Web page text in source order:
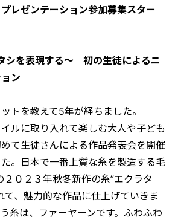
レゼンテーション参加募集スター
シを表現する〜 初の生徒によるニ
ン
トを教えて5年が経ちました。
ルに取り入れて楽しむ大人や子ども
て生徒さんによる作品発表会を開催
。日本で一番上質な糸を製造する毛
０２３年秋冬新作の糸”エクラタ
て、魅力的な作品に仕上げていきま
糸は、ファーヤーンです。ふわふわ